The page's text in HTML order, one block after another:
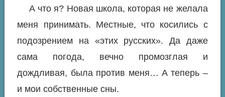
А что я? Новая школа, которая не желала
меня принимать. Местные, что косились с
подозрением на «этих русских». Да даже
сама погода, вечно промозглая и
дождливая, была против меня… А теперь –
и мои собственные сны.